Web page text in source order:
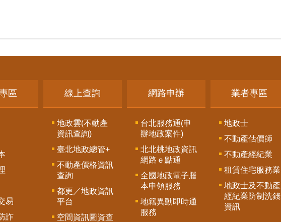
區
易
詐
線上查詢
地政雲(不動產
資訊查詢)
臺北地政總管+
不動產價格資訊
查詢
都更／地政資訊
平台
空間資訊圖資查
網路申辦
台北服務通(申
辦地政案件)
北北桃地政資訊
網路ｅ點通
全國地政電子謄
本申領服務
地籍異動即時通
服務
業者專區
地政士
不動產估價師
不動產經紀業
租賃住宅服務業
地政士及不動產
經紀業防制洗錢
資訊